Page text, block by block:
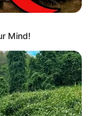
Mind!